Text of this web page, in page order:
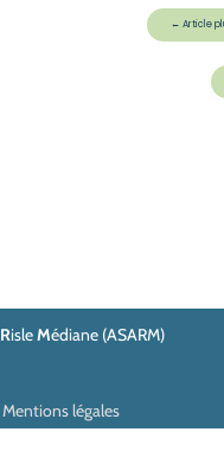
Mentions légales
RisleMédiane (ASARM)
← Article